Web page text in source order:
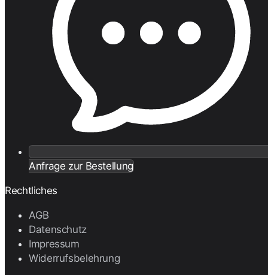
Anfrage zur Bestellung
Rechtliches
AGB
Datenschutz
Impressum
Widerrufsbelehrung